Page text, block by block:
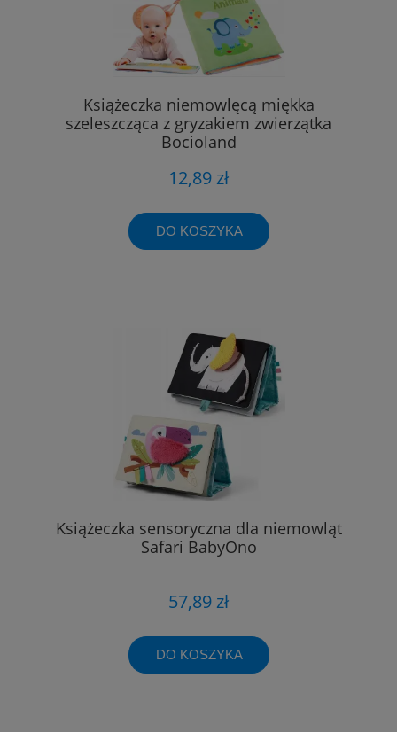
Książeczka niemowlęcą miękka
szeleszcząca z gryzakiem zwierzątka
Bocioland
12,89 zł
DO KOSZYKA
Książeczka sensoryczna dla niemowląt
Safari BabyOno
57,89 zł
DO KOSZYKA